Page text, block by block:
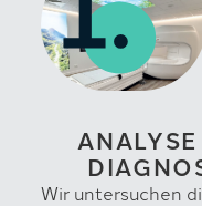
Wir untersuchen